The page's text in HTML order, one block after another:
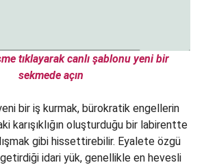
tıklayarak canlı şablonu yeni bir
sekmede açın
bir iş kurmak, bürokratik engellerin
karışıklığın oluşturduğu bir labirentte
gibi hissettirebilir. Eyalete özgü
idari yük, genellikle en hevesli